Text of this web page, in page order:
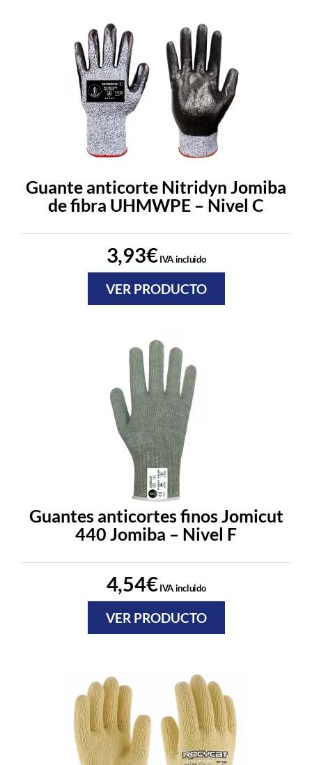
Guante anticorte Nitridyn Jomiba
de fibra UHMWPE – Nivel C
3,93€IVA incluido
VER PRODUCTO
Guantes anticortes finos Jomicut
440 Jomiba – Nivel F
4,54€IVA incluido
VER PRODUCTO